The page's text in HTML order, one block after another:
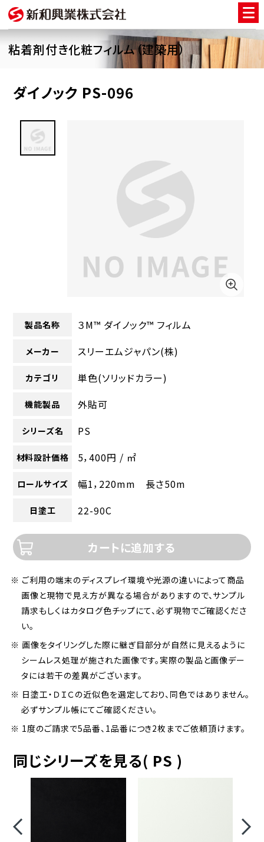
粘着剤付き化粧フィルム（建築用）
ダイノック PS-096
製品名称 ３M™ ダイノック™ フィルム
メーカー スリーエムジャパン(株)
カテゴリ 単色(ソリッドカラー)
機能製品 外貼可
シリーズ名 PS
材料設計価格 5，400円 / ㎡
ロールサイズ 幅1，220mm 長さ50m
日塗工 22-90C
カートに追加する
※ ご利用の端末のディスプレイ環境や光源の違いによって商品
画像と現物で見え方が異なる場合がありますので、サンプル
請求もしくはカタログ色チップにて、必ず現物でご確認くださ
い。
※ 画像をタイリングした際に継ぎ目部分が自然に見えるように
シームレス処理が施された画像です。実際の製品と画像デー
タには若干の差異がございます。
※ 日塗工・ＤＩＣの近似色を選定しており、同色ではありません。
必ずサンプル帳にてご確認ください。
※ 1度のご請求で5品番、1品番につき2枚までご依頼頂けます。
同じシリーズを見る( PS )